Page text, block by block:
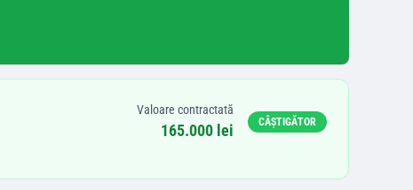
Valoare contractată
165.000 lei CÂȘTIGĂTOR